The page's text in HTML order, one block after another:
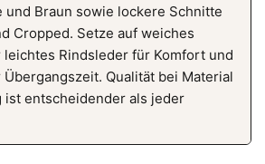
und Braun sowie lockere Schnitte
Cropped. Setze auf weiches
leichtes Rindsleder für Komfort und
Qualität bei Material
ist entscheidender als jeder